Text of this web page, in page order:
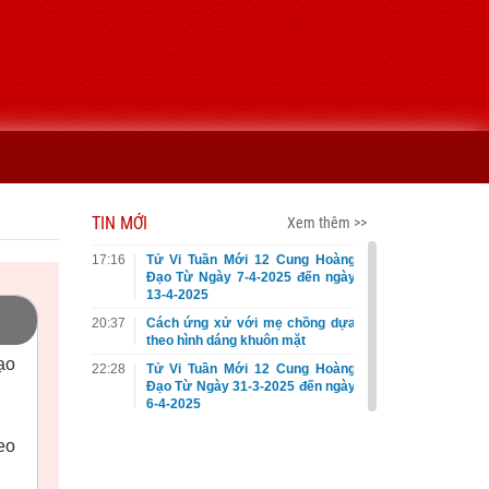
TIN MỚI Xem thêm >>
17:16
Tử Vi Tuần Mới 12 Cung Hoàng
Đạo Từ Ngày 7-4-2025 đến ngày
13-4-2025
20:37
Cách ứng xử với mẹ chồng dựa
theo hình dáng khuôn mặt
22:28
Tử Vi Tuần Mới 12 Cung Hoàng
Đạo Từ Ngày 31-3-2025 đến ngày
6-4-2025